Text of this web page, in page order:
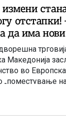
да има
Македонија
во
„поместување
утринско
измени